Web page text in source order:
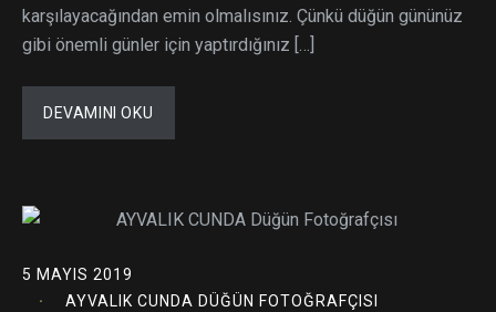
karşılayacağından emin olmalısınız. Çünkü düğün gününüz
gibi önemli günler için yaptırdığınız […]
DEVAMINI OKU
5 MAYIS 2019
AYVALIK CUNDA DÜĞÜN FOTOĞRAFÇISI